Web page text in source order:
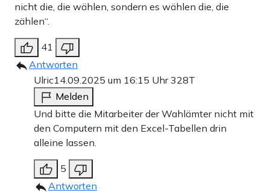
nicht die, die wählen, sondern es wählen die, die
zählen“.
41
Antworten
Ulric14.09.2025 um 16:15 Uhr328T
Melden
Und bitte die Mitarbeiter der Wahlämter nicht mit
den Computern mit den Excel-Tabellen drin
alleine lassen.
5
Antworten